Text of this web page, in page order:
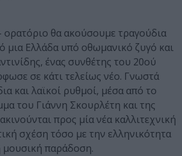
θα ακούσουμε τραγούδια
μια Ελλάδα υπό οθωμανικό ζυγό και
ένας συνθέτης του 20ού
σε κάτι τελείως νέο. Γνωστά
και λαϊκοί ρυθμοί, μέσα από το
του Γιάννη Σκουρλέτη και της
προς μία νέα καλλιτεχνική
σχέση τόσο με την ελληνικότητα
μουσική παράδοση.